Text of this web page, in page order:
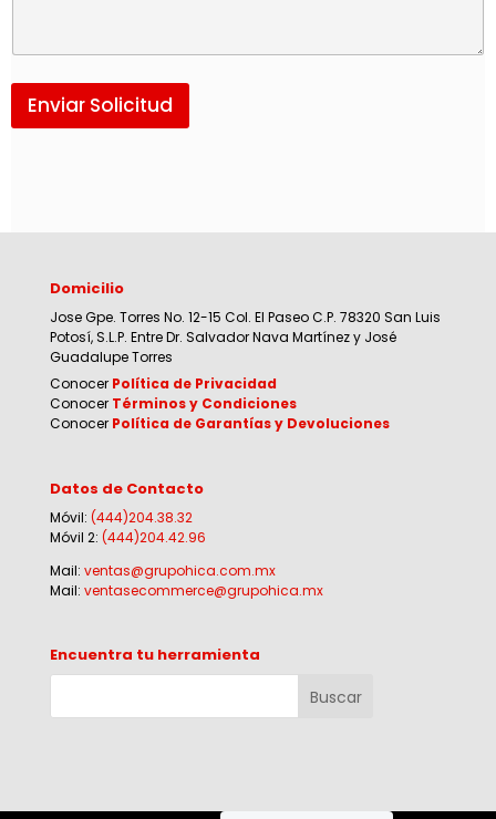
Enviar Solicitud
Domicilio
Jose Gpe. Torres No. 12-15 Col. El Paseo C.P. 78320 San Luis
Potosí, S.L.P. Entre Dr. Salvador Nava Martínez y José
Guadalupe Torres
Conocer Política de Privacidad
Conocer Términos y Condiciones
Conocer Política de Garantías y Devoluciones
Datos de Contacto
Móvil: (444)204.38.32
Móvil 2: (444)204.42.96
Mail: ventas@grupohica.com.mx
Mail: ventasecommerce@grupohica.mx
Encuentra tu herramienta